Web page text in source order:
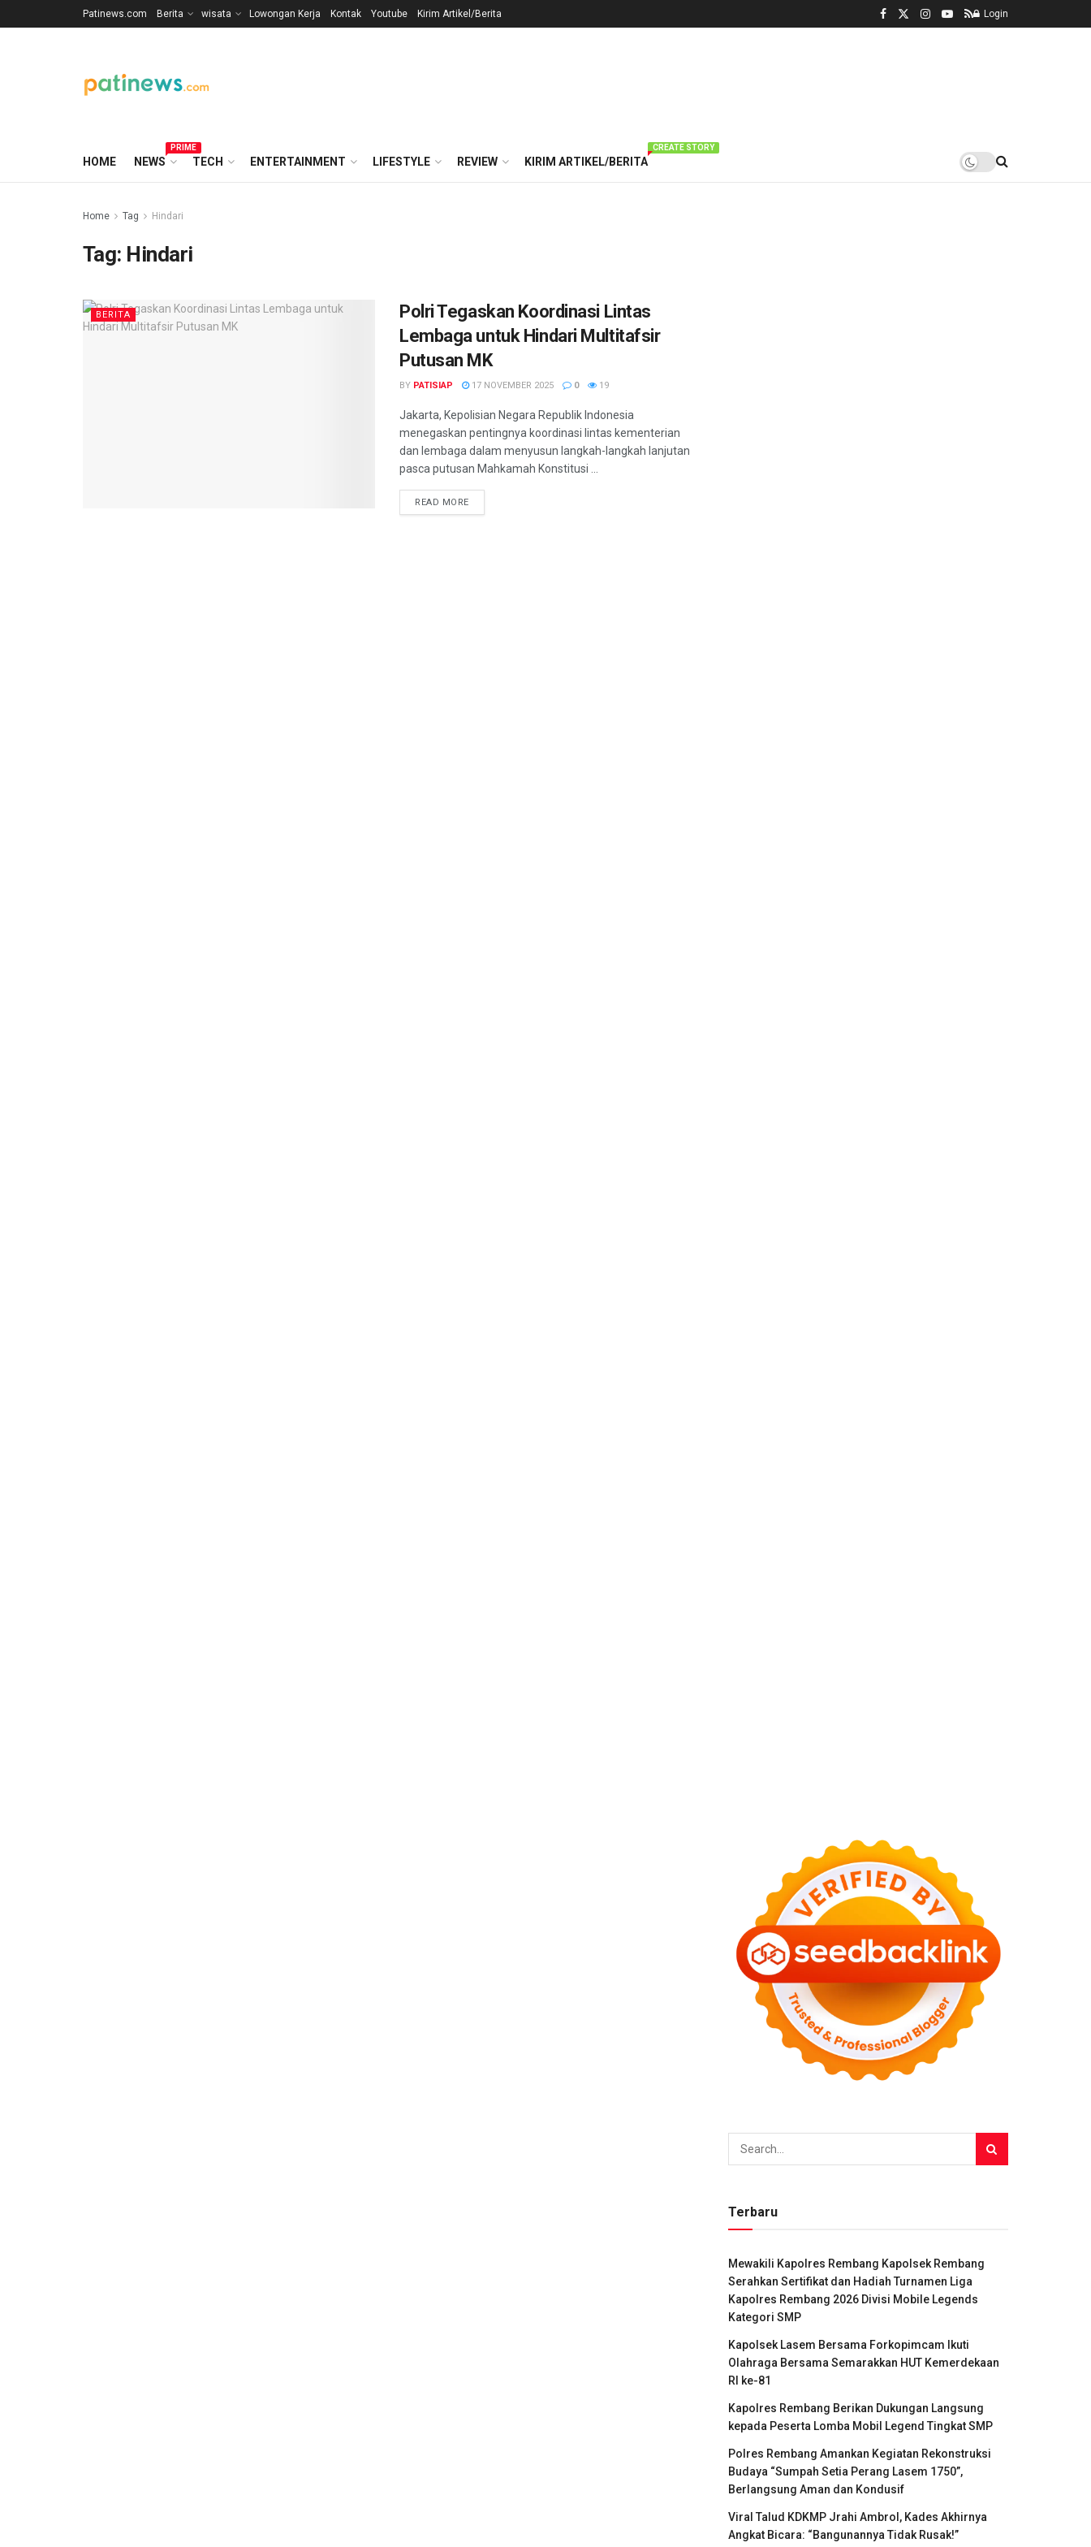
Patinews.com Berita wisata Lowongan Kerja Kontak Youtube Kirim Artikel/Berita Login
HOME NEWS
PRIME
TECH ENTERTAINMENT LIFESTYLE REVIEW KIRIM ARTIKEL/BERITA
CREATE STORY
Home Tag Hindari
Tag: Hindari
BERITA
Polri Tegaskan Koordinasi Lintas
Lembaga untuk Hindari Multitafsir
Putusan MK
BY PATISIAP 17 NOVEMBER 2025 0 19
Jakarta, Kepolisian Negara Republik Indonesia
menegaskan pentingnya koordinasi lintas kementerian
dan lembaga dalam menyusun langkah-langkah lanjutan
pasca putusan Mahkamah Konstitusi ...
READ MOREDETAILS
Terbaru
Mewakili Kapolres Rembang Kapolsek Rembang
Serahkan Sertifikat dan Hadiah Turnamen Liga
Kapolres Rembang 2026 Divisi Mobile Legends
Kategori SMP
Kapolsek Lasem Bersama Forkopimcam Ikuti
Olahraga Bersama Semarakkan HUT Kemerdekaan
RI ke-81
Kapolres Rembang Berikan Dukungan Langsung
kepada Peserta Lomba Mobil Legend Tingkat SMP
Polres Rembang Amankan Kegiatan Rekonstruksi
Budaya “Sumpah Setia Perang Lasem 1750”,
Berlangsung Aman dan Kondusif
Viral Talud KDKMP Jrahi Ambrol, Kades Akhirnya
Angkat Bicara: “Bangunannya Tidak Rusak!”